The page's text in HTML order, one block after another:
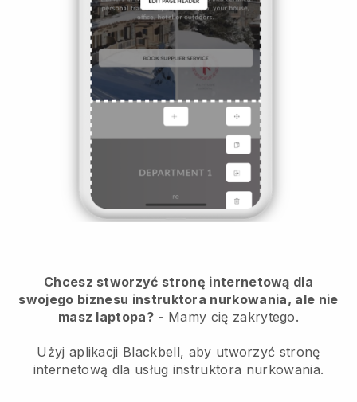
Chcesz stworzyć stronę internetową dla
swojego biznesu instruktora nurkowania, ale nie
masz laptopa? - Mamy cię zakrytego.
Użyj aplikacji Blackbell, aby utworzyć stronę
internetową dla usług instruktora nurkowania.